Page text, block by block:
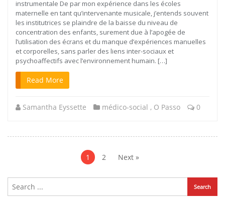
instrumentale De par mon expérience dans les écoles
maternelle en tant qu’intervenante musicale, j’entends souvent
les institutrices se plaindre de la baisse du niveau de
concentration des enfants, surement due à l’apogée de
l’utilisation des écrans et du manque d’expériences manuelles
et corporelles, sans parler des liens inter-sociaux et
psychoaffectifs avec l’environnement humain. […]
Read More
Samantha Eyssette médico-social , O Passo 0
1 2 Next »